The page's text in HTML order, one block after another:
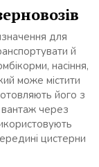
для
й
насіння,
може містити
його з
вантаж через
цистерни